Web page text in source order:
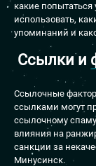
какие
использовать,
упоминаний и
Ссылки и
Ссылочные
ссылками могут
ссылочному
влияния на
санкции за
Минусинск.